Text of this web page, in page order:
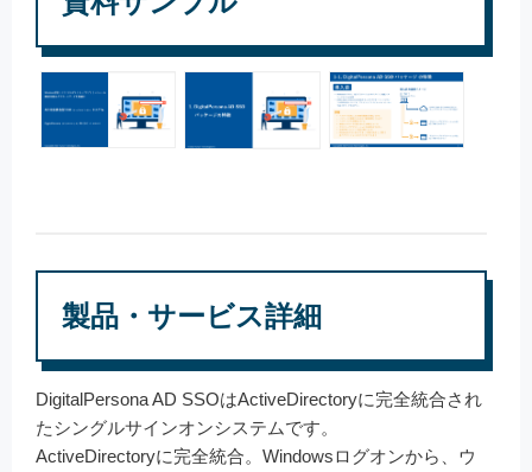
製品・サービス詳細
DigitalPersona AD SSOはActiveDirectoryに完全統合され
たシングルサインオンシステムです。
ActiveDirectoryに完全統合。Windowsログオンから、ウ